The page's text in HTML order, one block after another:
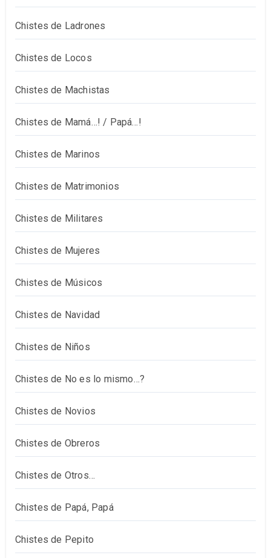
Chistes de Ladrones
Chistes de Locos
Chistes de Machistas
Chistes de Mamá…! / Papá…!
Chistes de Marinos
Chistes de Matrimonios
Chistes de Militares
Chistes de Mujeres
Chistes de Músicos
Chistes de Navidad
Chistes de Niños
Chistes de No es lo mismo…?
Chistes de Novios
Chistes de Obreros
Chistes de Otros…
Chistes de Papá, Papá
Chistes de Pepito